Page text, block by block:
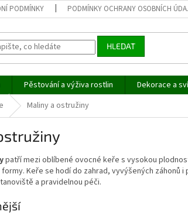
PODMÍNKY PODMÍNKY OCHRANY OSOBNÍCH
HLEDAT
Pěstování a výživa rostlin Dekorace a
Maliny a ostružiny
patří mezi oblíbené ovocné keře s vysokou
Keře se hodí do zahrad, vyvýšených
a pravidelnou péči.